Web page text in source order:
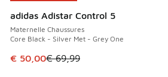
adidas Adistar Control 5
Maternelle Chaussures
Core Black - Silver Met - Grey One
Cet article est en promotion. Prix
€ 50,00€ 69,99